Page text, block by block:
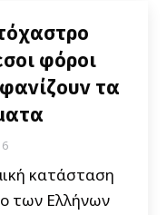
φόροι
τα
κατάσταση
των Ελλήνων